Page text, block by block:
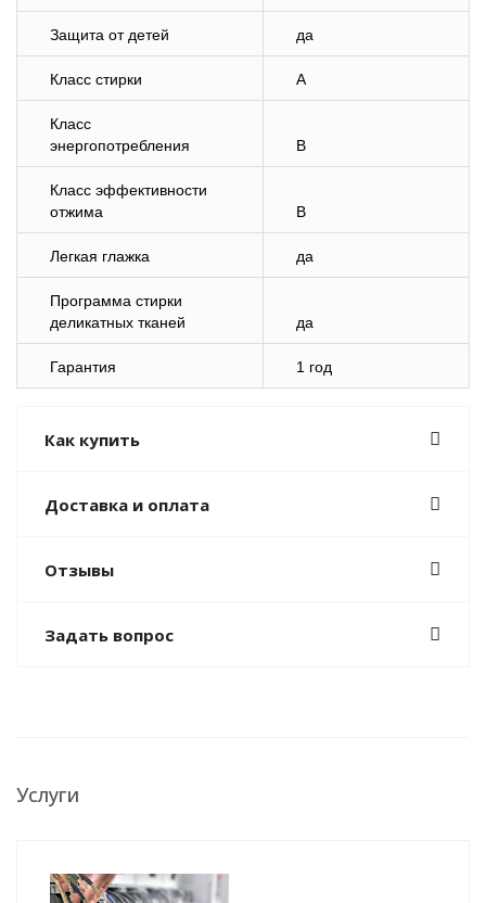
Защита от детей да
Класс стирки A
Класс
энергопотребления
B
Класс эффективности
отжима
B
Легкая глажка да
Программа стирки
деликатных тканей
да
Гарантия 1 год
Как купить
Доставка и оплата
Отзывы
Задать вопрос
Услуги